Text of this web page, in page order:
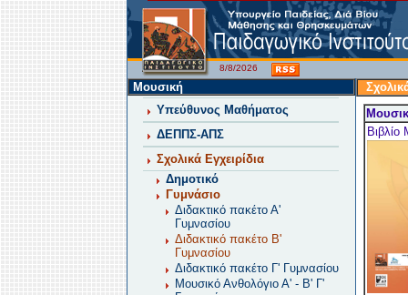
8/8/2026
Μουσική
Υπεύθυνος Μαθήματος
ΔΕΠΠΣ-ΑΠΣ
Σχολικά Εγχειρίδια
Δημοτικό
Γυμνάσιο
Διδακτικό πακέτο Α'
Γυμνασίου
Διδακτικό πακέτο Β'
Γυμνασίου
Διδακτικό πακέτο Γ' Γυμνασίου
Μουσικό Ανθολόγιο Α' - Β' Γ'
Βιβλίο